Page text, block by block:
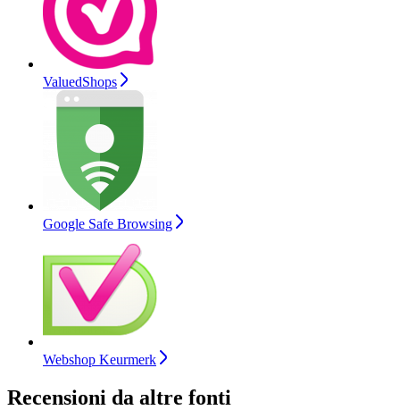
ValuedShops
Google Safe Browsing
Webshop Keurmerk
Recensioni da altre fonti